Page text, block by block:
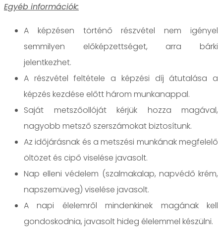
Egyéb információk:
A képzésen történő részvétel nem igényel
semmilyen előképzettséget, arra bárki
jelentkezhet.
A részvétel feltétele a képzési díj átutalása a
képzés kezdése előtt három munkanappal.
Saját metszőollóját kérjük hozza magával,
nagyobb metsző szerszámokat biztosítunk.
Az időjárásnak és a metszési munkának megfelelő
öltözet és cipő viselése javasolt.
Nap elleni védelem (szalmakalap, napvédő krém,
napszemüveg) viselése javasolt.
A napi élelemről mindenkinek magának kell
gondoskodnia, javasolt hideg élelemmel készülni.